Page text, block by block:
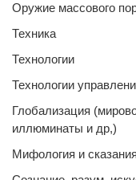
Оружие массового
Техника
Технологии
Технологии
Глобализация
иллюминаты и др,)
Мифология и сказания